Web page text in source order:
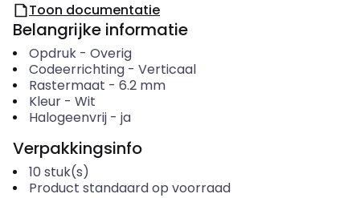
Toon documentatie
Belangrijke informatie
Opdruk- Overig
Codeerrichting- Verticaal
Rastermaat - 6.2 mm
Kleur- Wit
Halogeenvrij- ja
Verpakkingsinfo
10 stuk(s)
Product standaard op voorraad